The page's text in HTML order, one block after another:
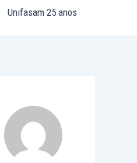
Unifasam 25 anos